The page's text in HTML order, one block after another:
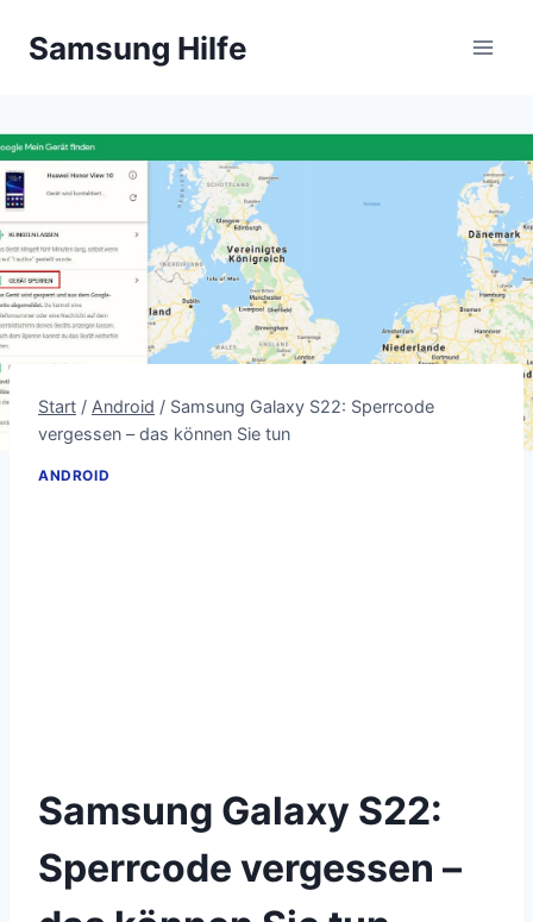
InhaltSamsung Hilfe
Start / Android / Samsung Galaxy S22: Sperrcode
vergessen – das können Sie tun
ANDROID
Samsung Galaxy S22:
Sperrcode vergessen –